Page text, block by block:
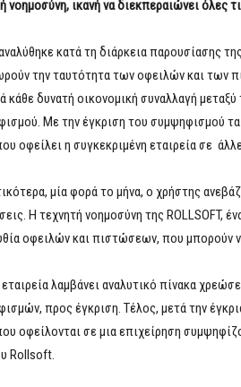
νοημοσύνη, ικανή να διεκπεραιώνει όλες
κατά τη διάρκεια παρουσίασης
την ταυτότητα των οφειλών και των
κάθε δυνατή οικονομική συναλλαγή
Με την έγκριση του συμψηφισμού
οφείλει η συγκεκριμένη εταιρεία σε
μία φορά το μήνα, ο χρήστης
Η τεχνητή νοημοσύνη της ROLLSOFT,
οφειλών και πιστώσεων, που μπορούν
λαμβάνει αναλυτικό πίνακα
προς έγκριση. Τέλος, μετά την
οφείλονται σε μια επιχείρηση
Rollsoft.